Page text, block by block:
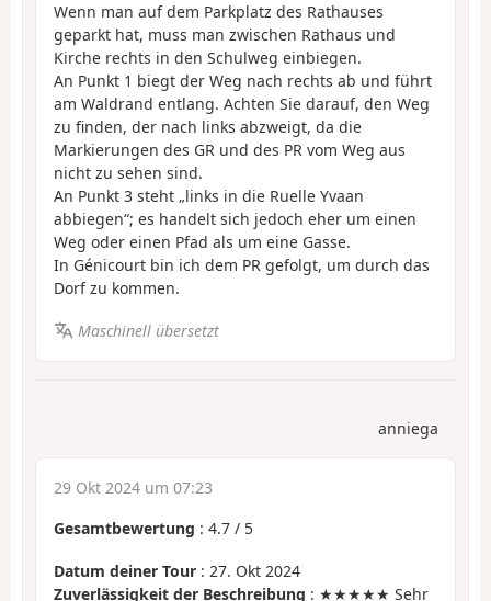
Wenn man auf dem Parkplatz des Rathauses
geparkt hat, muss man zwischen Rathaus und
Kirche rechts in den Schulweg einbiegen.
An Punkt 1 biegt der Weg nach rechts ab und führt
am Waldrand entlang. Achten Sie darauf, den Weg
zu finden, der nach links abzweigt, da die
Markierungen des GR und des PR vom Weg aus
nicht zu sehen sind.
An Punkt 3 steht „links in die Ruelle Yvaan
abbiegen“; es handelt sich jedoch eher um einen
Weg oder einen Pfad als um eine Gasse.
In Génicourt bin ich dem PR gefolgt, um durch das
Dorf zu kommen.
Maschinell übersetzt
anniega
29 Okt 2024 um 07:23
Gesamtbewertung : 4.7 / 5
Datum deiner Tour : 27. Okt 2024
Zuverlässigkeit der Beschreibung : ★★★★★ Sehr